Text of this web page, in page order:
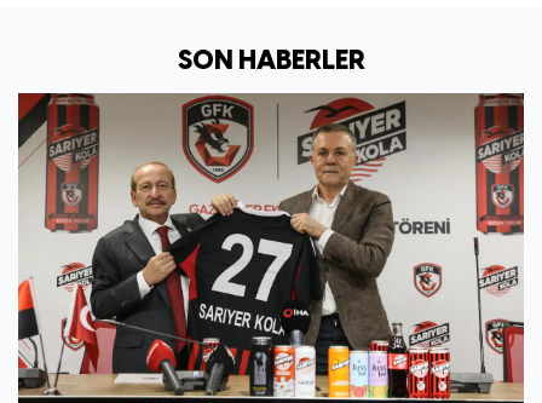
SON HABERLER